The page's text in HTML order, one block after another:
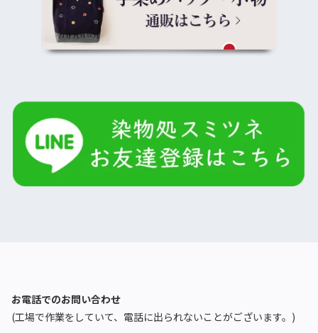
お電話でのお問い合わせ
(工場で作業をしていて、電話に出られないことがございます。)